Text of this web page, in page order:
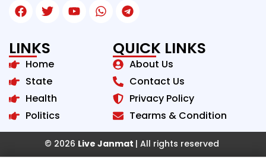
LINKS
Home
State
Health
Politics
QUICK LINKS
About Us
Contact Us
Privacy Policy
Tearms & Condition
© 2026 Live Janmat | All rights reserved